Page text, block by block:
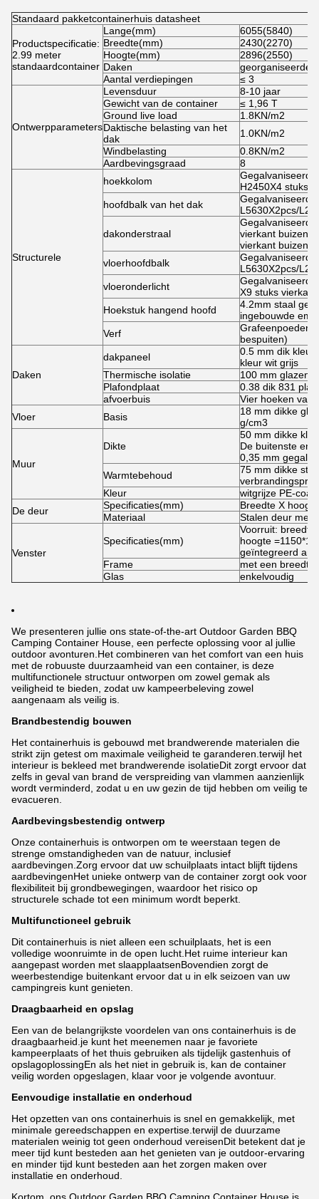
Standaard pakketcontainerhuis datasheet
Productspecificatie:
2.99 meter
standaardcontainer
Lange(mm) 6055(5840)
Breedte(mm) 2430(2270)
Hoogte(mm) 2896(2550)
Daken
georganiseerde
Aantal verdiepingen
≤ 3
Ontwerpparameters
Levensduur
8-10 jaar
Gewicht van de container
≤ 1,96 T
Ground live load
1.8KN/m2
Daktische belasting van het
dak
1.0KN/m2
Windbelasting
0.8KN/m2
Aardbevingsgraad
8
Structurele
hoekkolom
Gegalvaniseerd
H2450X4 stuks
hoofdbalk van het dak
Gegalvaniseerd
L5630X2pcs/
dakonderstraal
Gegalvaniseerd
vierkant buizen,
vierkant
vloerhoofdbalk
Gegalvaniseerd
L5630X2pcs/
vloeronderlicht
Gegalvaniseerd
X9 stuks
Hoekstuk hangend hoofd
4.2mm staal
ingebouwde
Verf
bespuiten)
Daken
dakpaneel
0.5 mm dik
kleur wit grijs
Thermische isolatie
100 mm glazen
Plafondplaat
0.38 dik 831
afvoerbuis
Vier hoeken van
Vloer
Basis
18 mm dikke
g/cm3
Muur
Dikte
50 mm dikke
De buitenste en
0,35 mm
Warmtebehoud
75 mm dikke
Kleur
witgrijze PE-
De deur
Specificaties(mm)
Breedte X
Materiaal
Stalen deur met
Venster
Specificaties(mm)
Voorruit: breedte
hoogte
geïntegreerd
Frame
met een breedte
Glas
enkelvoudig
We presenteren jullie ons state-of-the-art Outdoor Garden BBQ
Camping Container House, een perfecte oplossing voor al jullie
outdoor avonturen.Het combineren van het comfort van een huis
met de robuuste duurzaamheid van een container, is deze
multifunctionele structuur ontworpen om zowel gemak als
veiligheid te bieden, zodat uw kampeerbeleving zowel
aangenaam als veilig is.
Brandbestendig bouwen
Het containerhuis is gebouwd met brandwerende materialen die
strikt zijn getest om maximale veiligheid te garanderen.terwijl het
interieur is bekleed met brandwerende isolatieDit zorgt ervoor dat
zelfs in geval van brand de verspreiding van vlammen aanzienlijk
wordt verminderd, zodat u en uw gezin de tijd hebben om veilig te
evacueren.
Aardbevingsbestendig ontwerp
Onze containerhuis is ontworpen om te weerstaan tegen de
strenge omstandigheden van de natuur, inclusief
aardbevingen.Zorg ervoor dat uw schuilplaats intact blijft tijdens
aardbevingenHet unieke ontwerp van de container zorgt ook voor
flexibiliteit bij grondbewegingen, waardoor het risico op
structurele schade tot een minimum wordt beperkt.
Multifunctioneel gebruik
Dit containerhuis is niet alleen een schuilplaats, het is een
volledige woonruimte in de open lucht.Het ruime interieur kan
aangepast worden met slaapplaatsenBovendien zorgt de
weerbestendige buitenkant ervoor dat u in elk seizoen van uw
campingreis kunt genieten.
Draagbaarheid en opslag
Een van de belangrijkste voordelen van ons containerhuis is de
draagbaarheid.je kunt het meenemen naar je favoriete
kampeerplaats of het thuis gebruiken als tijdelijk gastenhuis of
opslagoplossingEn als het niet in gebruik is, kan de container
veilig worden opgeslagen, klaar voor je volgende avontuur.
Eenvoudige installatie en onderhoud
Het opzetten van ons containerhuis is snel en gemakkelijk, met
minimale gereedschappen en expertise.terwijl de duurzame
materialen weinig tot geen onderhoud vereisenDit betekent dat je
meer tijd kunt besteden aan het genieten van je outdoor-ervaring
en minder tijd kunt besteden aan het zorgen maken over
installatie en onderhoud.